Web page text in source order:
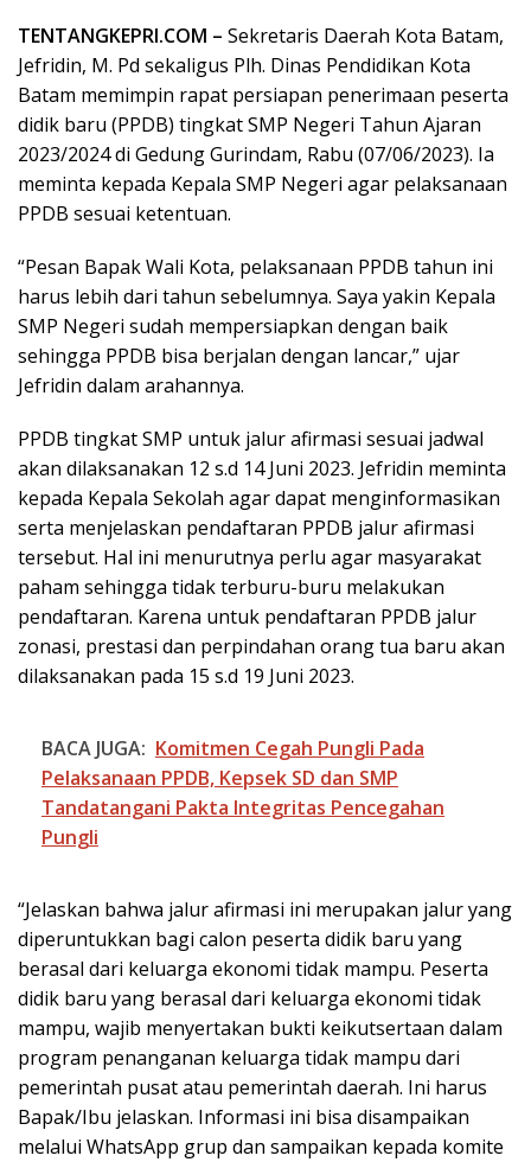
TENTANGKEPRI.COM – Sekretaris Daerah Kota Batam,
Jefridin, M. Pd sekaligus Plh. Dinas Pendidikan Kota
Batam memimpin rapat persiapan penerimaan peserta
didik baru (PPDB) tingkat SMP Negeri Tahun Ajaran
2023/2024 di Gedung Gurindam, Rabu (07/06/2023). Ia
meminta kepada Kepala SMP Negeri agar pelaksanaan
PPDB sesuai ketentuan.
“Pesan Bapak Wali Kota, pelaksanaan PPDB tahun ini
harus lebih dari tahun sebelumnya. Saya yakin Kepala
SMP Negeri sudah mempersiapkan dengan baik
sehingga PPDB bisa berjalan dengan lancar,” ujar
Jefridin dalam arahannya.
PPDB tingkat SMP untuk jalur afirmasi sesuai jadwal
akan dilaksanakan 12 s.d 14 Juni 2023. Jefridin meminta
kepada Kepala Sekolah agar dapat menginformasikan
serta menjelaskan pendaftaran PPDB jalur afirmasi
tersebut. Hal ini menurutnya perlu agar masyarakat
paham sehingga tidak terburu-buru melakukan
pendaftaran. Karena untuk pendaftaran PPDB jalur
zonasi, prestasi dan perpindahan orang tua baru akan
dilaksanakan pada 15 s.d 19 Juni 2023.
BACA JUGA: Komitmen Cegah Pungli Pada
Pelaksanaan PPDB, Kepsek SD dan SMP
Tandatangani Pakta Integritas Pencegahan
Pungli
“Jelaskan bahwa jalur afirmasi ini merupakan jalur yang
diperuntukkan bagi calon peserta didik baru yang
berasal dari keluarga ekonomi tidak mampu. Peserta
didik baru yang berasal dari keluarga ekonomi tidak
mampu, wajib menyertakan bukti keikutsertaan dalam
program penanganan keluarga tidak mampu dari
pemerintah pusat atau pemerintah daerah. Ini harus
Bapak/Ibu jelaskan. Informasi ini bisa disampaikan
melalui WhatsApp grup dan sampaikan kepada komite